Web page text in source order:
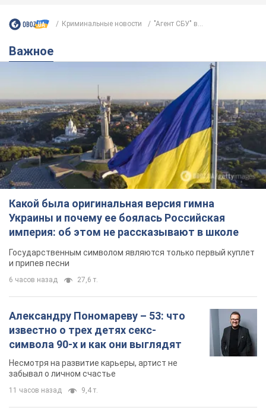
Криминальные новости "Агент СБУ" в...
Важное
Какой была оригинальная версия гимна
Украины и почему ее боялась Российская
империя: об этом не рассказывают в школе
Государственным символом являются только первый куплет
и припев песни
6 часов назад 27,6 т.
Александру Пономареву – 53: что
известно о трех детях секс-
символа 90-х и как они выглядят
Несмотря на развитие карьеры, артист не
забывал о личном счастье
11 часов назад 9,4 т.